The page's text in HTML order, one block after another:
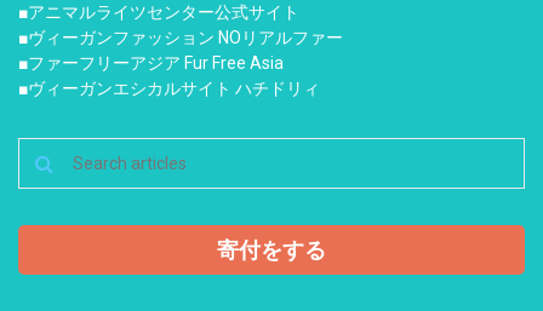
■アニマルライツセンター公式サイト
■ヴィーガンファッション NOリアルファー
■ファーフリーアジア Fur Free Asia
■ヴィーガンエシカルサイト ハチドリィ
寄付をする